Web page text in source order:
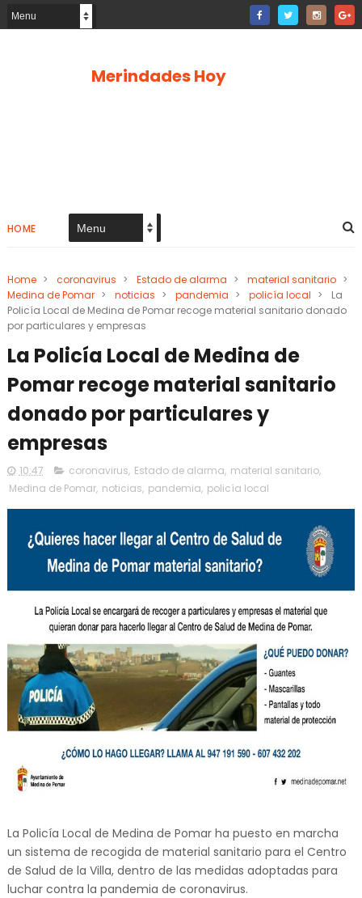
Merindades Hoy
HOME
Home > coronavirus > Estado de alarma > material sanitario >
Medina de Pomar > noticias > pandemia > policía local >
La
Policía Local de Medina de Pomar recoge material sanitario donado
por particulares y empresas
La Policía Local de Medina de
Pomar recoge material sanitario
donado por particulares y
empresas
10:47 coronavirus, Estado de alarma, material sanitario,
Medina de Pomar, noticias, pandemia, policía local
La Policía Local de Medina de Pomar ha puesto en marcha
un sistema de recogida de material sanitario para el Centro
de Salud de la Villa, dentro de las medidas adoptadas para
luchar contra la pandemia de coronavirus.